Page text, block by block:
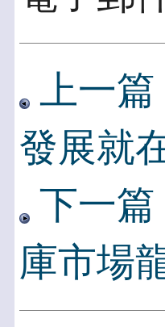
上一
發展就
下一
庫市場